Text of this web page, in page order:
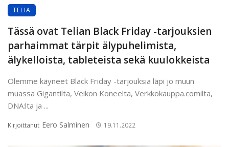
TELIA
Tässä ovat Telian Black Friday -tarjouksien
parhaimmat tärpit älypuhelimista,
älykelloista, tableteista sekä kuulokkeista
Olemme käyneet Black Friday -tarjouksia läpi jo muun
muassa Gigantilta, Veikon Koneelta, Verkkokauppa.comilta,
DNA:lta ja ...
Kirjoittanut Eero Salminen 19.11.2022